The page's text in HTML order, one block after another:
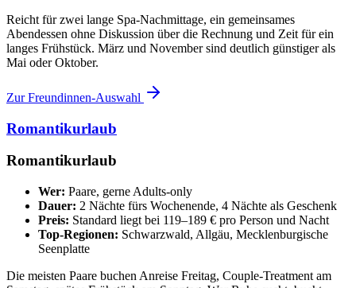
Reicht für zwei lange Spa-Nachmittage, ein gemeinsames
Abendessen ohne Diskussion über die Rechnung und Zeit für ein
langes Frühstück. März und November sind deutlich günstiger als
Mai oder Oktober.
Zur Freundinnen-Auswahl
Romantikurlaub
Romantikurlaub
Wer: Paare, gerne Adults-only
Dauer: 2 Nächte fürs Wochenende, 4 Nächte als Geschenk
Preis: Standard liegt bei 119–189 € pro Person und Nacht
Top-Regionen: Schwarzwald, Allgäu, Mecklenburgische
Seenplatte
Die meisten Paare buchen Anreise Freitag, Couple-Treatment am